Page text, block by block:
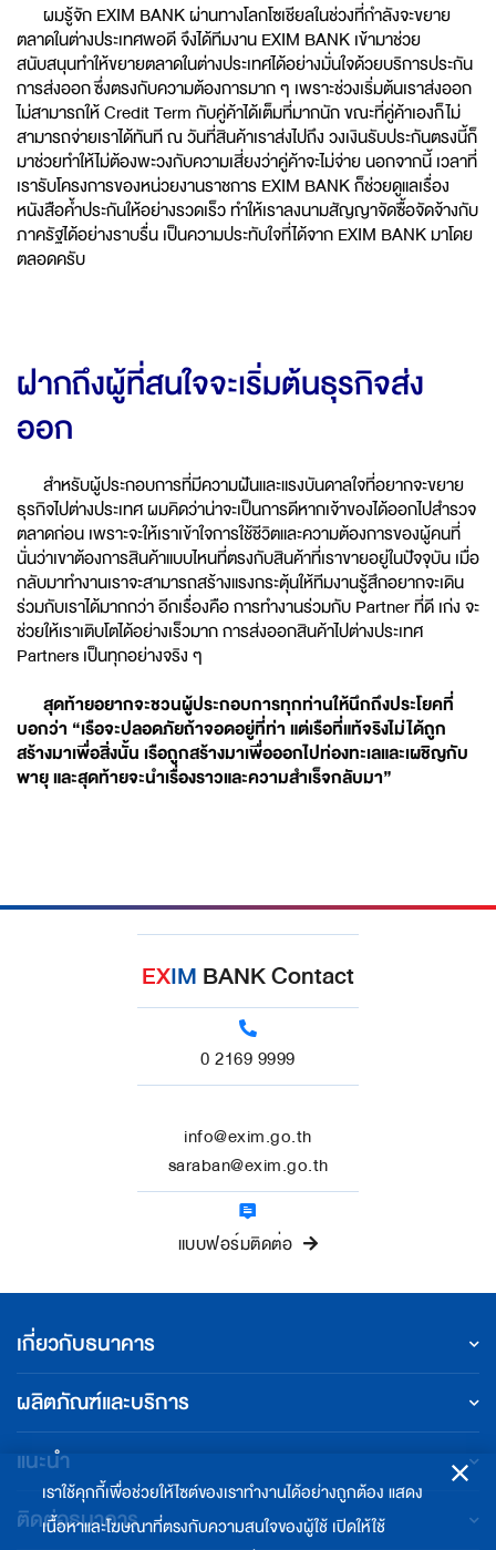
ผมรู้จัก EXIM BANK ผ่านทางโลกโซเชียลในช่วงที่กำลังจะขยาย
ตลาดในต่างประเทศพอดี จึงได้ทีมงาน EXIM BANK เข้ามาช่วย
สนับสนุนทำให้ขยายตลาดในต่างประเทศได้อย่างมั่นใจด้วยบริการประกัน
การส่งออก ซึ่งตรงกับความต้องการมาก ๆ เพราะช่วงเริ่มต้นเราส่งออก
ไม่สามารถให้ Credit Term กับคู่ค้าได้เต็มที่มากนัก ขณะที่คู่ค้าเองก็ไม่
สามารถจ่ายเราได้ทันที ณ วันที่สินค้าเราส่งไปถึง วงเงินรับประกันตรงนี้ก็
มาช่วยทำให้ไม่ต้องพะวงกับความเสี่ยงว่าคู่ค้าจะไม่จ่าย นอกจากนี้ เวลาที่
เรารับโครงการของหน่วยงานราชการ EXIM BANK ก็ช่วยดูแลเรื่อง
หนังสือค้ำประกันให้อย่างรวดเร็ว ทำให้เราลงนามสัญญาจัดซื้อจัดจ้างกับ
ภาครัฐได้อย่างราบรื่น เป็นความประทับใจที่ได้จาก EXIM BANK มาโดย
ตลอดครับ
ฝากถึงผู้ที่สนใจจะเริ่มต้นธุรกิจส่ง
ออก
สำหรับผู้ประกอบการที่มีความฝันและแรงบันดาลใจที่อยากจะขยาย
ธุรกิจไปต่างประเทศ ผมคิดว่าน่าจะเป็นการดีหากเจ้าของได้ออกไปสำรวจ
ตลาดก่อน เพราะจะให้เราเข้าใจการใช้ชีวิตและความต้องการของผู้คนที่
นั่นว่าเขาต้องการสินค้าแบบไหนที่ตรงกับสินค้าที่เราขายอยู่ในปัจจุบัน เมื่อ
กลับมาทำงานเราจะสามารถสร้างแรงกระตุ้นให้ทีมงานรู้สึกอยากจะเดิน
ร่วมกับเราได้มากกว่า อีกเรื่องคือ การทำงานร่วมกับ Partner ที่ดี เก่ง จะ
ช่วยให้เราเติบโตได้อย่างเร็วมาก การส่งออกสินค้าไปต่างประเทศ
Partners เป็นทุกอย่างจริง ๆ
สุดท้ายอยากจะชวนผู้ประกอบการทุกท่านให้นึกถึงประโยคที่
บอกว่า “เรือจะปลอดภัยถ้าจอดอยู่ที่ท่า แต่เรือที่แท้จริงไม่ได้ถูก
สร้างมาเพื่อสิ่งนั้น เรือถูกสร้างมาเพื่อออกไปท่องทะเลและเผชิญกับ
พายุ และสุดท้ายจะนำเรื่องราวและความสำเร็จกลับมา”
EXIMBANK Contact
0 2169 9999
info@exim.go.th
saraban@exim.go.th
แบบฟอร์มติดต่อ
เกี่ยวกับธนาคาร
ผลิตภัณฑ์และบริการ
แนะนำ
ติดต่อธนาคาร
เราใช้คุกกี้เพื่อช่วยให้ไซต์ของเราทำงานได้อย่างถูกต้อง แสดง
เนื้อหาและโฆษณาที่ตรงกับความสนใจของผู้ใช้ เปิดให้ใช้